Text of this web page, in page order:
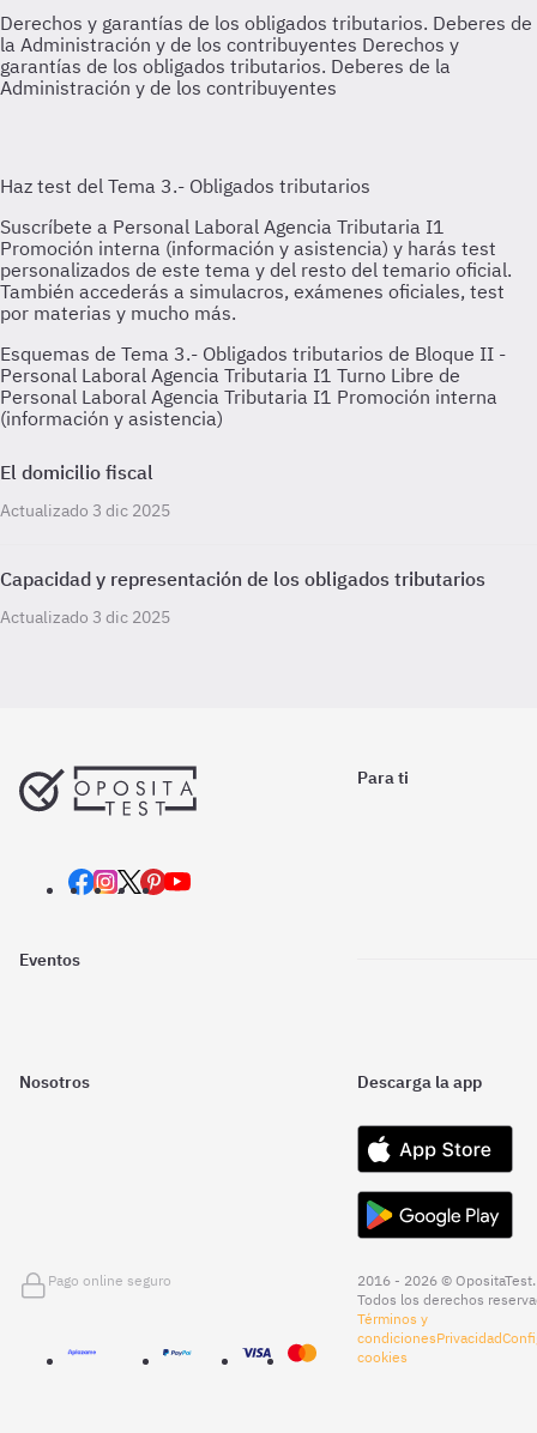
Derechos y garantías de los obligados tributarios. Deberes de
la Administración y de los contribuyentes Derechos y
garantías de los obligados tributarios. Deberes de la
Administración y de los contribuyentes
Esquemas de Tema 3.- Obligados tributarios de Bloque II -
Personal Laboral Agencia Tributaria I1 Turno Libre de
Personal Laboral Agencia Tributaria I1 Promoción interna
(información y asistencia)
El domicilio fiscal
Actualizado 3 dic 2025
Capacidad y representación de los obligados tributarios
Actualizado 3 dic 2025
Para ti
Eventos
Nosotros Descarga la app
Pago online seguro
2016 - 2026 © OpositaTest.
Todos los derechos
Términos y
condicionesPrivacidad
cookies